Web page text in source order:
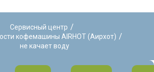
Сервисный центр /
кофемашины AIRHOT (Аирхот) /
не качает воду